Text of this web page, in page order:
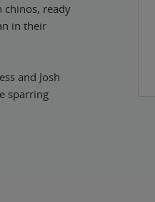
chinos, ready
in their
and Josh
sparring